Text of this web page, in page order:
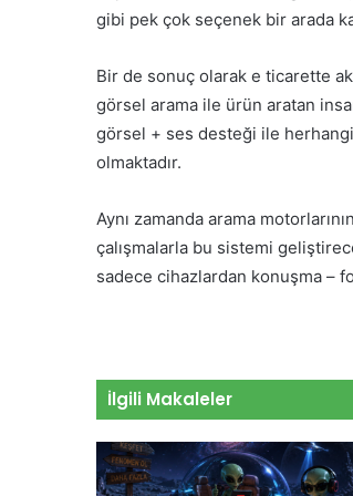
gibi pek çok seçenek bir arada
Bir de sonuç olarak e ticarette
görsel arama ile ürün aratan
görsel + ses desteği ile
olmaktadır.
Aynı zamanda arama
çalışmalarla bu sistemi
sadece cihazlardan konuşma –
İlgili Makaleler